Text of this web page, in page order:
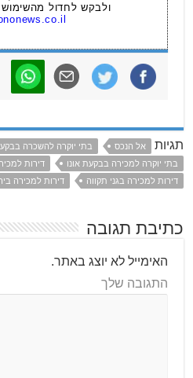
ולבקש לחדול
תגיות אל הנכס
בתי יוקרה להשכרה
בתי יוקרה למכירה בבקעת אונו
דירות
דירות למכירה בגני תקווה
דירות למכירה
כתיבת תגובה
האימייל לא יוצג באתר.
התגובה שלך